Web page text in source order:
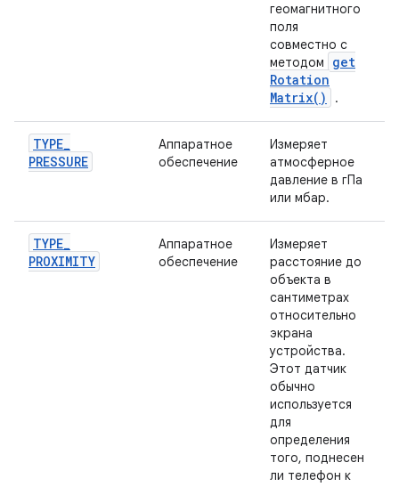
геомагнитного
поля
совместно с
методом
get
Rotation
Matrix( ) .
TYPE_
PRESSURE
Аппаратное
обеспечение
Измеряет
атмосферное
давление в гПа
или мбар.
TYPE_
PROXIMITY
Аппаратное
обеспечение
Измеряет
расстояние до
объекта в
сантиметрах
относительно
экрана
устройства.
Этот датчик
обычно
используется
для
определения
того, поднесен
ли телефон к